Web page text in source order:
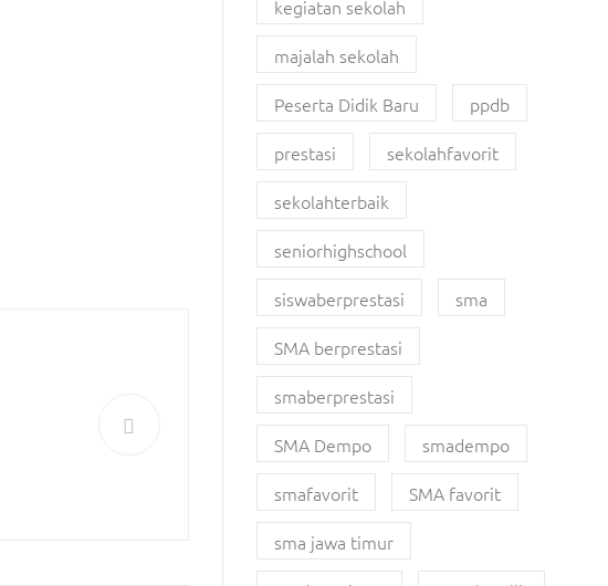
kegiatan sekolah
majalah sekolah
Peserta Didik Baru
ppdb
prestasi
sekolahfavorit
sekolahterbaik
seniorhighschool
siswaberprestasi
sma
SMA berprestasi
smaberprestasi
SMA Dempo
smadempo
smafavorit
SMA favorit
sma jawa timur